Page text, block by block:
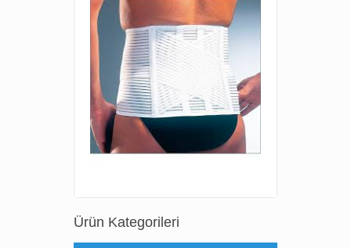
Ürün Kategorileri